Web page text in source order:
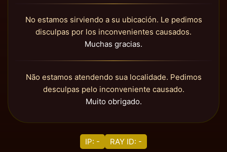
No estamos sirviendo a su ubicación. Le pedimos
disculpas por los inconvenientes causados.
Muchas gracias.
Não estamos atendendo sua localidade. Pedimos
desculpas pelo inconveniente causado.
Muito obrigado.
IP: - RAY ID: -